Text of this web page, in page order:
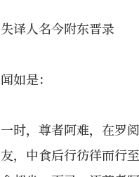
失译人名今附东晋录
闻如是：
一时，尊者阿难，在罗
友，中食后行彷徉而行